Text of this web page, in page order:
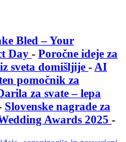
in ideje za
Bled – Your
Day - Poročne ideje za
sveta domišljije - AI
pomočnik za
za svate – lepa
Slovenske nagrade za
Awards 2025 -